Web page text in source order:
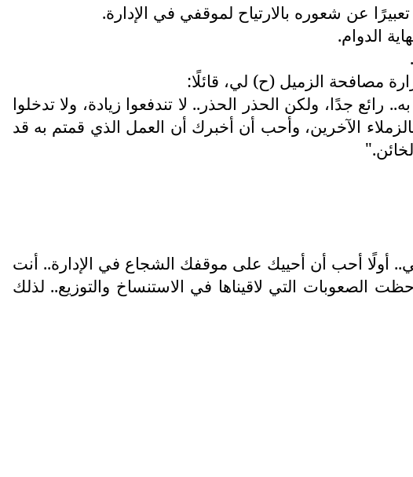
عن شعوره بالارتياح لموقفي في الإدارة.
الدوام.
مصافحة الزميل (ح) لي، قائلًا:
جدًا، ولكن الحذر الحذر.. لا تندفعوا زيادة، ولا تدخلوا
الآخرين، وأحب أن أخبرك أن العمل الذي قمتم به قد
أولًا أحب أن أحييك على موقفك الشجاع في الإدارة.. أنت
الصعوبات التي لاقيناها في الاستنساخ والتوزيع.. لذلك